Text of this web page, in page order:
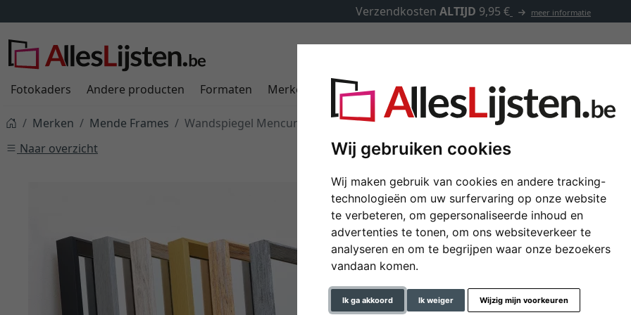
Wij gebruiken cookies
Wij maken gebruik van cookies en andere tracking-
technologieën om uw surfervaring op onze website
te verbeteren, om gepersonaliseerde inhoud en
advertenties te tonen, om ons websiteverkeer te
analyseren en om te begrijpen waar onze bezoekers
vandaan komen.
Ik ga akkoord Ik weiger Wijzig mijn voorkeuren
Verzendkosten ALTIJD 9,95 € meer informatie
Fotokaders Andere producten Formaten Merken Kaders op maat Passe-partouts Toebehoren
Merken Mende Frames
Wandspiegel Mencuna
Naar overzicht
Wandspiegel
formaat